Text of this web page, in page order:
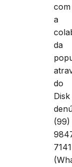
com
a
da
do
Disk
(99)
7141